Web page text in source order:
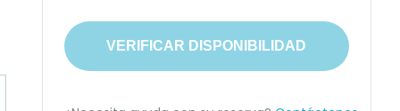
VERIFICAR DISPONIBILIDAD